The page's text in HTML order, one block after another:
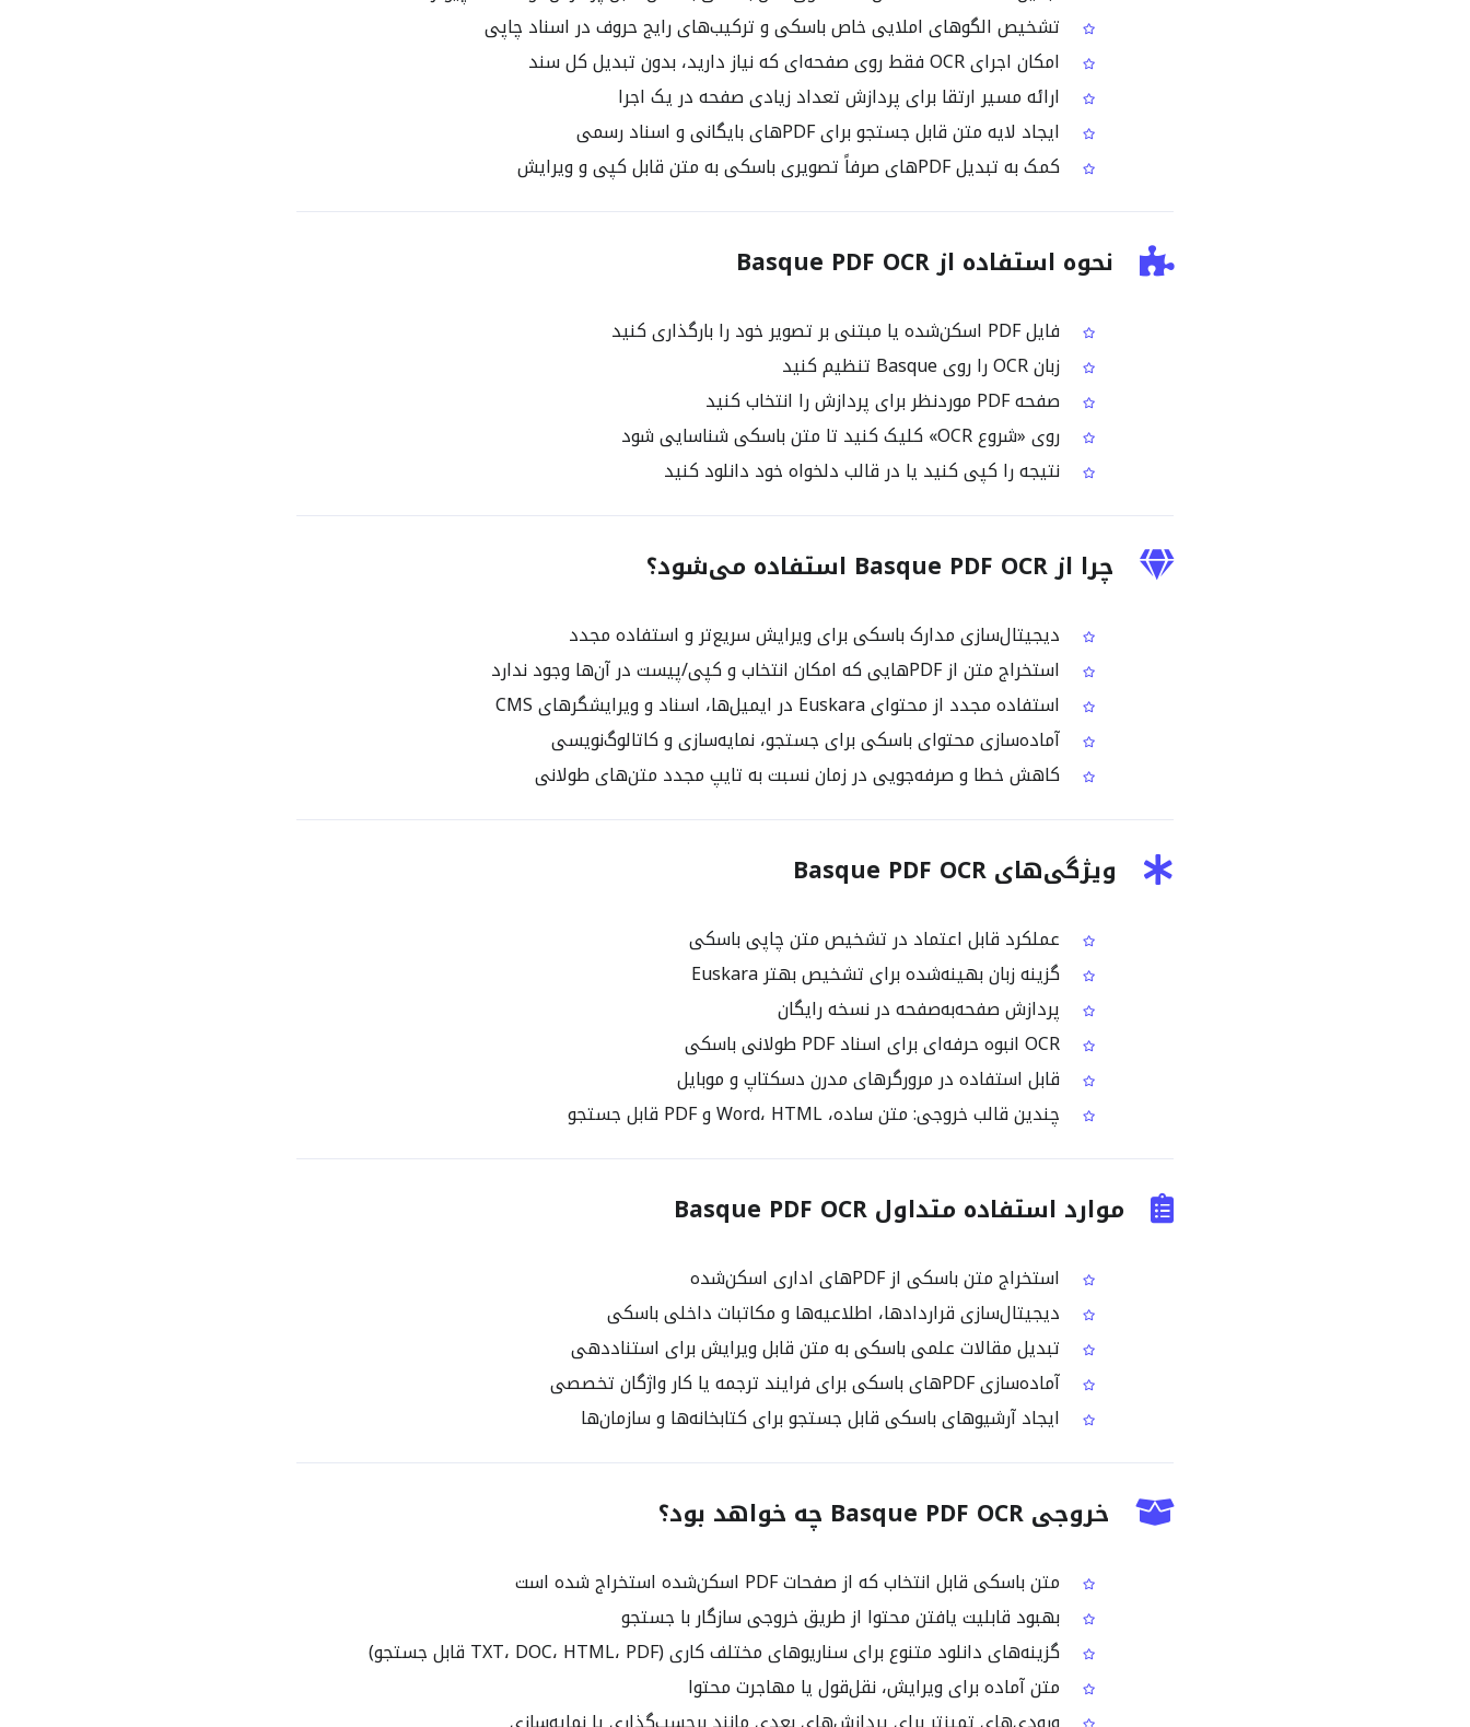
تشخیص الگوهای املایی خاص باسکی و ترکیب‌های رایج حروف در اسناد چاپی
امکان اجرای OCR فقط روی صفحه‌ای که نیاز دارید، بدون تبدیل کل سند
ارائه مسیر ارتقا برای پردازش تعداد زیادی صفحه در یک اجرا
ایجاد لایه متن قابل جستجو برای PDFهای بایگانی و اسناد رسمی
کمک به تبدیل PDFهای صرفاً تصویری باسکی به متن قابل کپی و ویرایش
نحوه استفاده از Basque PDF OCR
فایل PDF اسکن‌شده یا مبتنی بر تصویر خود را بارگذاری کنید
زبان OCR را روی Basque تنظیم کنید
صفحه PDF موردنظر برای پردازش را انتخاب کنید
روی «شروع OCR» کلیک کنید تا متن باسکی شناسایی شود
نتیجه را کپی کنید یا در قالب دلخواه خود دانلود کنید
چرا از Basque PDF OCR استفاده می‌شود؟
دیجیتال‌سازی مدارک باسکی برای ویرایش سریع‌تر و استفاده مجدد
استخراج متن از PDFهایی که امکان انتخاب و کپی/پیست در آن‌ها وجود ندارد
استفاده مجدد از محتوای Euskara در ایمیل‌ها، اسناد و ویرایشگرهای CMS
آماده‌سازی محتوای باسکی برای جستجو، نمایه‌سازی و کاتالوگ‌نویسی
کاهش خطا و صرفه‌جویی در زمان نسبت به تایپ مجدد متن‌های طولانی
ویژگی‌های Basque PDF OCR
عملکرد قابل اعتماد در تشخیص متن چاپی باسکی
گزینه زبان بهینه‌شده برای تشخیص بهتر Euskara
پردازش صفحه‌به‌صفحه در نسخه رایگان
قابل استفاده در مرورگرهای مدرن دسکتاپ و موبایل
چندین قالب خروجی: متن ساده، Word، HTML و PDF قابل جستجو
موارد استفاده متداول Basque PDF OCR
استخراج متن باسکی از PDFهای اداری اسکن‌شده
دیجیتال‌سازی قراردادها، اطلاعیه‌ها و مکاتبات داخلی باسکی
تبدیل مقالات علمی باسکی به متن قابل ویرایش برای استناددهی
آماده‌سازی PDFهای باسکی برای فرایند ترجمه یا کار واژگان تخصصی
ایجاد آرشیوهای باسکی قابل جستجو برای کتابخانه‌ها و سازمان‌ها
خروجی Basque PDF OCR چه خواهد بود؟
متن باسکی قابل انتخاب که از صفحات PDF اسکن‌شده استخراج شده است
بهبود قابلیت یافتن محتوا از طریق خروجی سازگار با جستجو
گزینه‌های دانلود متنوع برای سناریوهای مختلف کاری (TXT، DOC، HTML، PDF قابل جستجو)
متن آماده برای ویرایش، نقل‌قول یا مهاجرت محتوا